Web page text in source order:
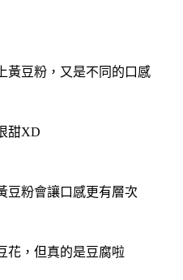
黃豆粉，又是不同的口感
甜XD
豆粉會讓口感更有層次
花，但真的是豆腐啦